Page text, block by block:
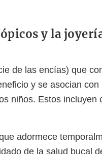
y la
de las encías) que
y se asocian
niños. Estos incluyen
adormece
de la salud bucal